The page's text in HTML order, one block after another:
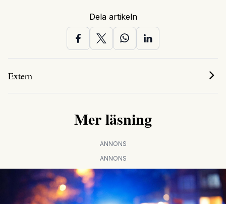
Dela artikeln
Extern
Mer läsning
ANNONS
ANNONS